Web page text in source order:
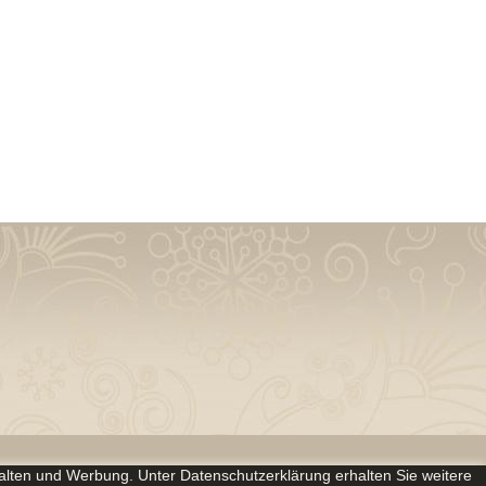
und Werbung. Unter Datenschutzerklärung erhalten Sie weitere